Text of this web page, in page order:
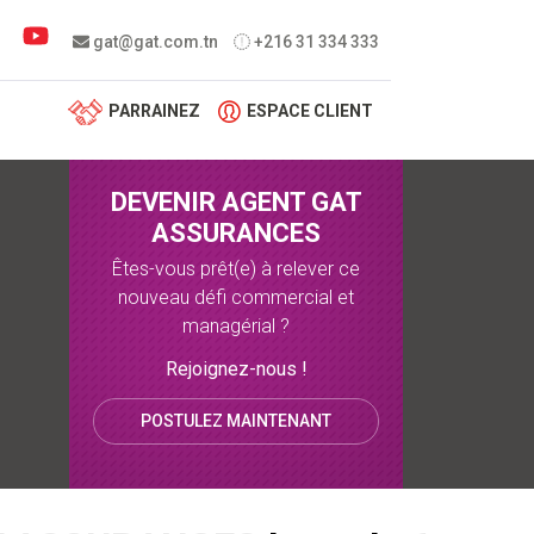
gat@gat.com.tn +216 31 334 333
PARRAINEZ ESPACE CLIENT
DEVENIR AGENT GAT
ASSURANCES
Êtes-vous prêt(e) à relever ce
nouveau défi commercial et
managérial ?
Rejoignez-nous !
POSTULEZ MAINTENANT